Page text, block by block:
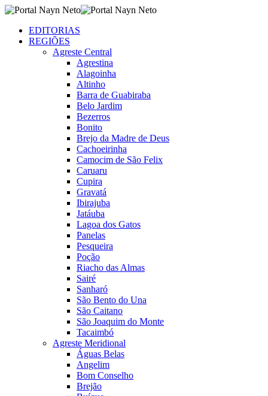
EDITORIAS
REGIÕES
Agreste Central
Agrestina
Alagoinha
Altinho
Barra de Guabiraba
Belo Jardim
Bezerros
Bonito
Brejo da Madre de Deus
Cachoeirinha
Camocim de São Felix
Caruaru
Cupira
Gravatá
Ibirajuba
Jatáuba
Lagoa dos Gatos
Panelas
Pesqueira
Poção
Riacho das Almas
Sairé
Sanharó
São Bento do Una
São Caitano
São Joaquim do Monte
Tacaimbó
Agreste Meridional
Águas Belas
Angelim
Bom Conselho
Brejão